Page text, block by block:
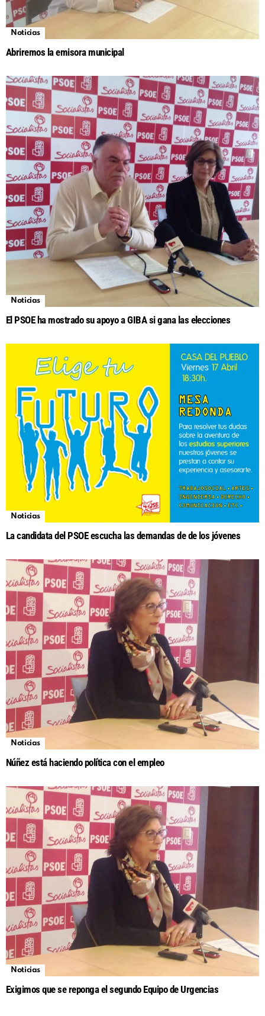
Noticias
Abriremos la emisora municipal
Noticias
El PSOE ha mostrado su apoyo a GIBA si gana las elecciones
Noticias
La candidata del PSOE escucha las demandas de de los jóvenes
Noticias
Núñez está haciendo política con el empleo
Noticias
Exigimos que se reponga el segundo Equipo de Urgencias